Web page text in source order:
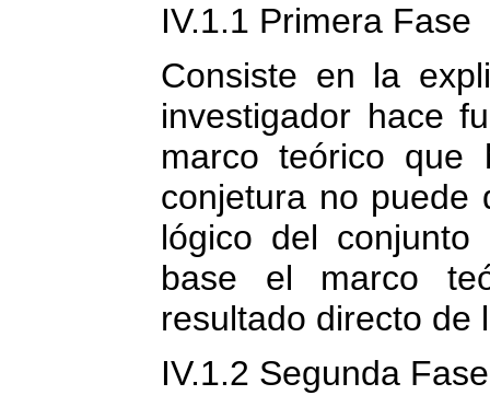
IV.1.1 Primera Fase
Consiste en la
investigador hace
marco teórico que
conjetura no puede
lógico del
base el marco
resultado directo de
IV.1.2 Segunda Fase